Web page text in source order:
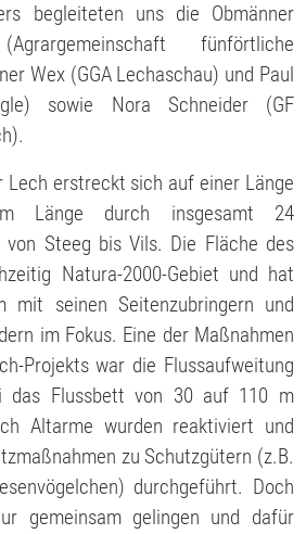
begleiteten uns die Obmänner
fünförtliche
Wex (GGA Lechaschau) und Paul
sowie Nora Schneider (GF
Lech erstreckt sich auf einer Länge
Länge durch insgesamt 24
von Steeg bis Vils. Die Fläche des
Natura-2000-Gebiet und hat
mit seinen Seitenzubringern und
im Fokus. Eine der Maßnahmen
Projekts war die Flussaufweitung
das Flussbett von 30 auf 110 m
Altarme wurden reaktiviert und
zu Schutzgütern (z.B.
durchgeführt. Doch
gemeinsam gelingen und dafür